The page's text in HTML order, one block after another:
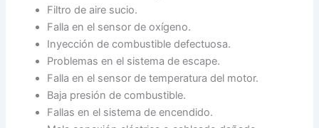
Filtro de aire sucio.
Falla en el sensor de oxígeno.
Inyección de combustible defectuosa.
Problemas en el sistema de escape.
Falla en el sensor de temperatura del motor.
Baja presión de combustible.
Fallas en el sistema de encendido.